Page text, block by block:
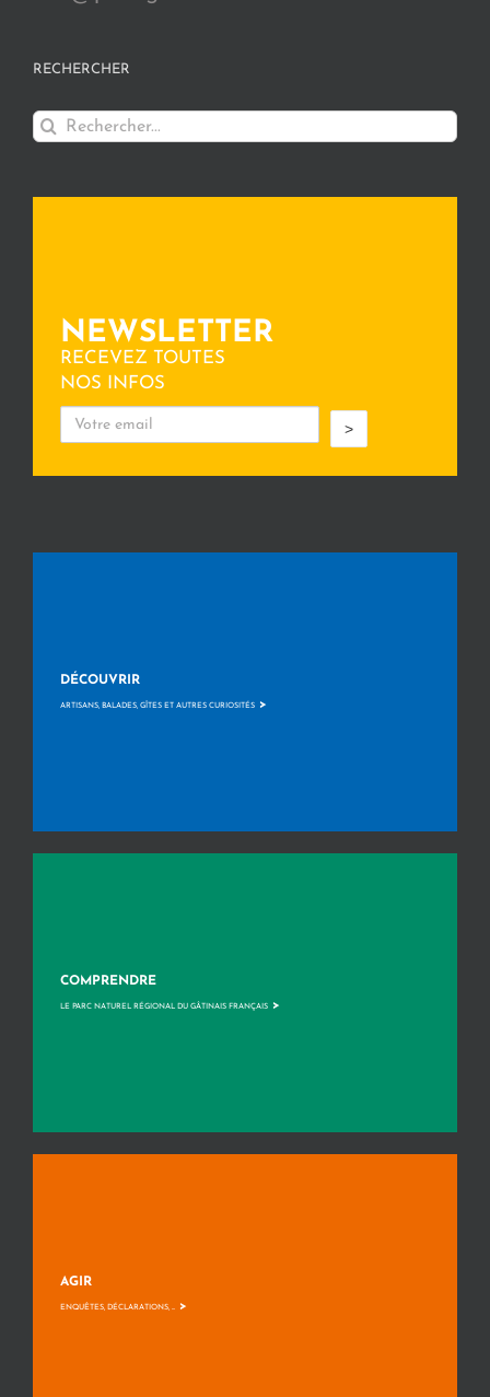
RECHERCHER
Rechercher:
NEWSLETTER
RECEVEZ TOUTES
NOS INFOS
>
DÉCOUVRIR
ARTISANS, BALADES, GÎTES ET AUTRES CURIOSITÉS >
COMPRENDRE
LE PARC NATUREL RÉGIONAL DU GÂTINAIS FRANÇAIS >
AGIR
ENQUÊTES, DÉCLARATIONS, ... >